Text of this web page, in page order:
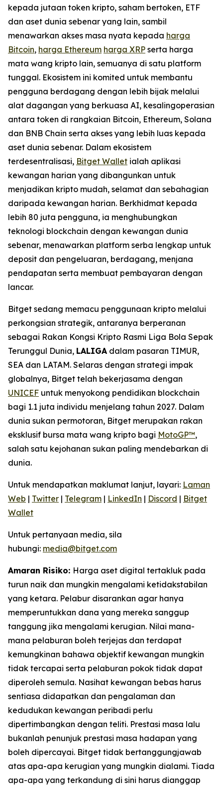
kepada jutaan token kripto, saham bertoken, ETF
dan aset dunia sebenar yang lain, sambil
menawarkan akses masa nyata kepada harga
Bitcoin, harga Ethereum harga XRP serta harga
mata wang kripto lain, semuanya di satu platform
tunggal. Ekosistem ini komited untuk membantu
pengguna berdagang dengan lebih bijak melalui
alat dagangan yang berkuasa AI, kesalingoperasian
antara token di rangkaian Bitcoin, Ethereum, Solana
dan BNB Chain serta akses yang lebih luas kepada
aset dunia sebenar. Dalam ekosistem
terdesentralisasi, Bitget Wallet ialah aplikasi
kewangan harian yang dibangunkan untuk
menjadikan kripto mudah, selamat dan sebahagian
daripada kewangan harian. Berkhidmat kepada
lebih 80 juta pengguna, ia menghubungkan
teknologi blockchain dengan kewangan dunia
sebenar, menawarkan platform serba lengkap untuk
deposit dan pengeluaran, berdagang, menjana
pendapatan serta membuat pembayaran dengan
lancar.
Bitget sedang memacu penggunaan kripto melalui
perkongsian strategik, antaranya berperanan
sebagai Rakan Kongsi Kripto Rasmi Liga Bola Sepak
Terunggul Dunia, LALIGA dalam pasaran TIMUR,
SEA dan LATAM. Selaras dengan strategi impak
globalnya, Bitget telah bekerjasama dengan
UNICEF untuk menyokong pendidikan blockchain
bagi 1.1 juta individu menjelang tahun 2027. Dalam
dunia sukan permotoran, Bitget merupakan rakan
eksklusif bursa mata wang kripto bagi MotoGP™,
salah satu kejohanan sukan paling mendebarkan di
dunia.
Untuk mendapatkan maklumat lanjut, layari: Laman
Web | Twitter | Telegram | LinkedIn | Discord | Bitget
Wallet
Untuk pertanyaan media, sila
hubungi: media@bitget.com
Amaran Risiko: Harga aset digital tertakluk pada
turun naik dan mungkin mengalami ketidakstabilan
yang ketara. Pelabur disarankan agar hanya
memperuntukkan dana yang mereka sanggup
tanggung jika mengalami kerugian. Nilai mana-
mana pelaburan boleh terjejas dan terdapat
kemungkinan bahawa objektif kewangan mungkin
tidak tercapai serta pelaburan pokok tidak dapat
diperoleh semula. Nasihat kewangan bebas harus
sentiasa didapatkan dan pengalaman dan
kedudukan kewangan peribadi perlu
dipertimbangkan dengan teliti. Prestasi masa lalu
bukanlah penunjuk prestasi masa hadapan yang
boleh dipercayai. Bitget tidak bertanggungjawab
atas apa-apa kerugian yang mungkin dialami. Tiada
apa-apa yang terkandung di sini harus dianggap